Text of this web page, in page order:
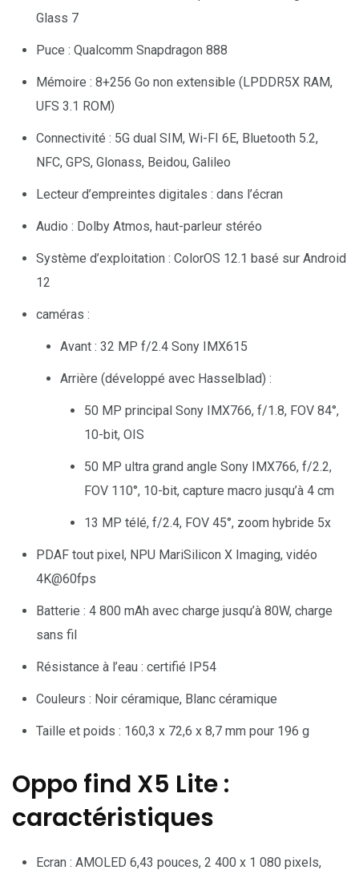
Glass 7
Puce : Qualcomm Snapdragon 888
Mémoire : 8+256 Go non extensible (LPDDR5X RAM,
UFS 3.1 ROM)
Connectivité : 5G dual SIM, Wi-FI 6E, Bluetooth 5.2,
NFC, GPS, Glonass, Beidou, Galileo
Lecteur d’empreintes digitales : dans l’écran
Audio : Dolby Atmos, haut-parleur stéréo
Système d’exploitation : ColorOS 12.1 basé sur Android
12
caméras :
Avant : 32 MP f/2.4 Sony IMX615
Arrière (développé avec Hasselblad) :
50 MP principal Sony IMX766, f/1.8, FOV 84°,
10-bit, OIS
50 MP ultra grand angle Sony IMX766, f/2.2,
FOV 110°, 10-bit, capture macro jusqu’à 4 cm
13 MP télé, f/2.4, FOV 45°, zoom hybride 5x
PDAF tout pixel, NPU MariSilicon X Imaging, vidéo
4K@60fps
Batterie : 4 800 mAh avec charge jusqu’à 80W, charge
sans fil
Résistance à l’eau : certifié IP54
Couleurs : Noir céramique, Blanc céramique
Taille et poids : 160,3 x 72,6 x 8,7 mm pour 196 g
Oppo find X5 Lite :
caractéristiques
Ecran : AMOLED 6,43 pouces, 2 400 x 1 080 pixels,